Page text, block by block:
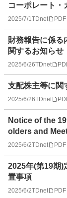
コーポレート・
2025/7/1 TDnet PDF
財務報告に係る
関するお知らせ
2025/6/26TDnet
支配株主等に関
2025/6/26TDnet
Notice of the
olders and
2025/6/2TDnet PDF
2025年(第19期)
置事項
2025/6/2TDnet PDF